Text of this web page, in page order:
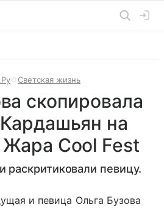
Светская жизнь
скопировала
на
Cool Fest
раскритиковали певицу.
и певица Ольга Бузова